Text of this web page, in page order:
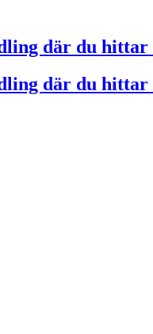
där du hittar
där du hittar